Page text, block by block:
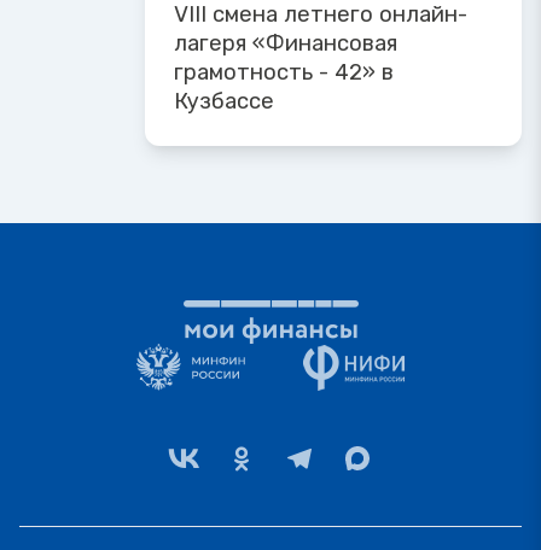
VIII смена летнего онлайн-
лагеря «Финансовая
грамотность - 42» в
Кузбассе